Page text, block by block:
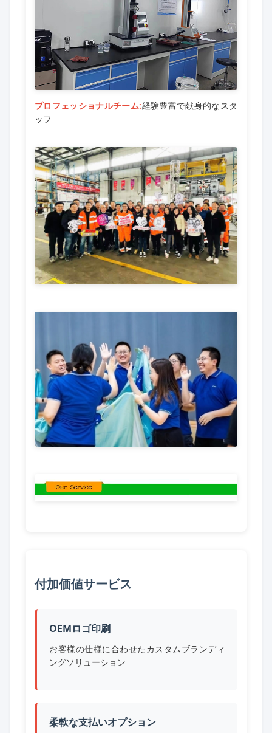
プロフェッショナルチーム:経験豊富で献身的なスタ
ッフ
付加価値サービス
OEMロゴ印刷
お客様の仕様に合わせたカスタムブランディ
ングソリューション
柔軟な支払いオプション